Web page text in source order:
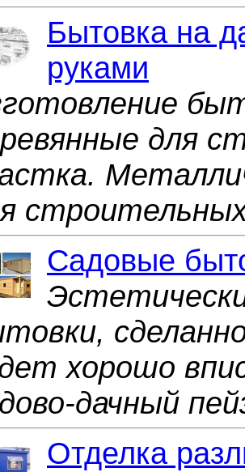
Бытовка на
руками
для
Садовые
хорошо
дачный
Отделка